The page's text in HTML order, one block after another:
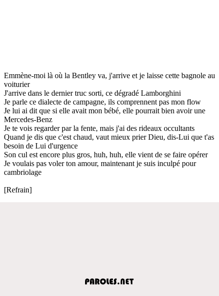
Emmène-moi là où la Bentley va, j'arrive et je laisse cette bagnole au
voiturier
J'arrive dans le dernier truc sorti, ce dégradé Lamborghini
Je parle ce dialecte de campagne, ils comprennent pas mon flow
Je lui ai dit que si elle avait mon bébé, elle pourrait bien avoir une
Mercedes-Benz
Je te vois regarder par la fente, mais j'ai des rideaux occultants
Quand je dis que c'est chaud, vaut mieux prier Dieu, dis-Lui que t'as
besoin de Lui d'urgence
Son cul est encore plus gros, huh, huh, elle vient de se faire opérer
Je voulais pas voler ton amour, maintenant je suis inculpé pour
cambriolage
[Refrain]